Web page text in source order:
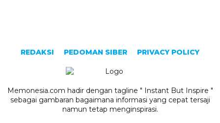
REDAKSI PEDOMAN SIBER PRIVACY POLICY
Memonesia.com hadir dengan tagline " Instant But Inspire "
sebagai gambaran bagaimana informasi yang cepat tersaji
namun tetap menginspirasi.